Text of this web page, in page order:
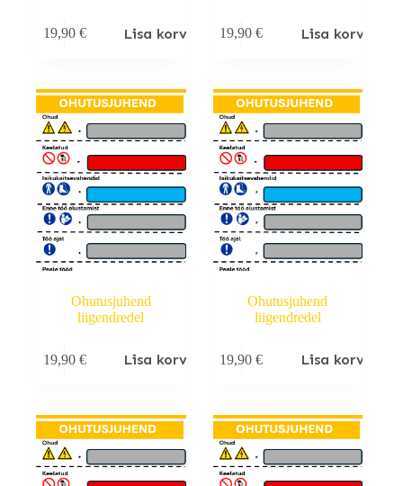
19,90 € Lisa korvi 19,90€ Lisa korvi
Ohutusjuhend
liigendredel
19,90 € Lisa korvi
Ohutusjuhend
liigendredel
19,90€ Lisa korvi